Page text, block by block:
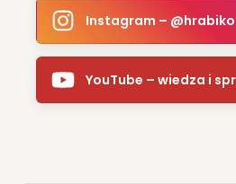
Instagram –
YouTube – wiedza i